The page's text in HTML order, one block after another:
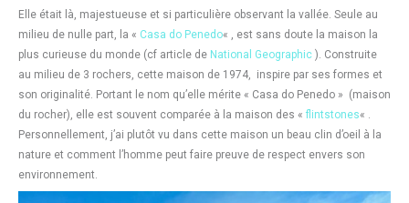
Elle était là, majestueuse et si particulière observant la vallée. Seule au
milieu de nulle part, la « Casa do Penedo« , est sans doute la maison la
plus curieuse du monde (cf article de National Geographic ). Construite
au milieu de 3 rochers, cette maison de 1974, inspire par ses formes et
son originalité. Portant le nom qu’elle mérite « Casa do Penedo » (maison
du rocher), elle est souvent comparée à la maison des « flintstones« .
Personnellement, j’ai plutôt vu dans cette maison un beau clin d’oeil à la
nature et comment l’homme peut faire preuve de respect envers son
environnement.